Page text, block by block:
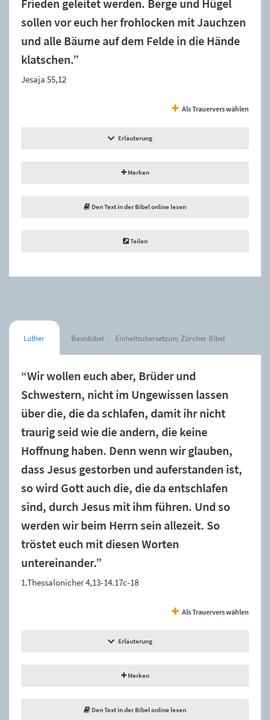
Frieden geleitet werden. Berge und Hügel
sollen vor euch her frohlocken mit Jauchzen
und alle Bäume auf dem Felde in die Hände
klatschen.”
Jesaja 55,12
Als Trauervers wählen
Erläuterung
Merken
Den Text in der Bibel online lesen
Teilen
Luther Basisbibel Einheitsübersetzung Zürcher Bibel
“Wir wollen euch aber, Brüder und
Schwestern, nicht im Ungewissen lassen
über die, die da schlafen, damit ihr nicht
traurig seid wie die andern, die keine
Hoffnung haben. Denn wenn wir glauben,
dass Jesus gestorben und auferstanden ist,
so wird Gott auch die, die da entschlafen
sind, durch Jesus mit ihm führen. Und so
werden wir beim Herrn sein allezeit. So
tröstet euch mit diesen Worten
untereinander.”
1.Thessalonicher 4,13-14.17c-18
Als Trauervers wählen
Erläuterung
Merken
Den Text in der Bibel online lesen